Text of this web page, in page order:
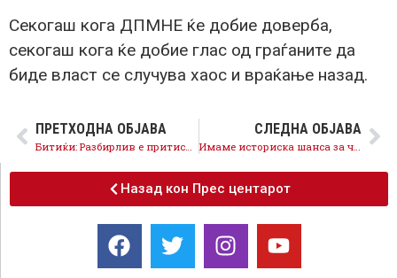
Секогаш кога ДПМНЕ ќе добие доверба,
секогаш кога ќе добие глас од граѓаните да
биде власт се случува хаос и враќање назад.
ПРЕТХОДНА ОБЈАВА СЛЕДНА ОБЈАВА
Имаме историска шанса за членство во ЕУ, само Мицкоски одработува за туѓи интереси
Назад кон Прес центарот